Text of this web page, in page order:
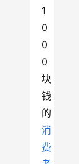
1
0
0
0
块
钱
的
消
费